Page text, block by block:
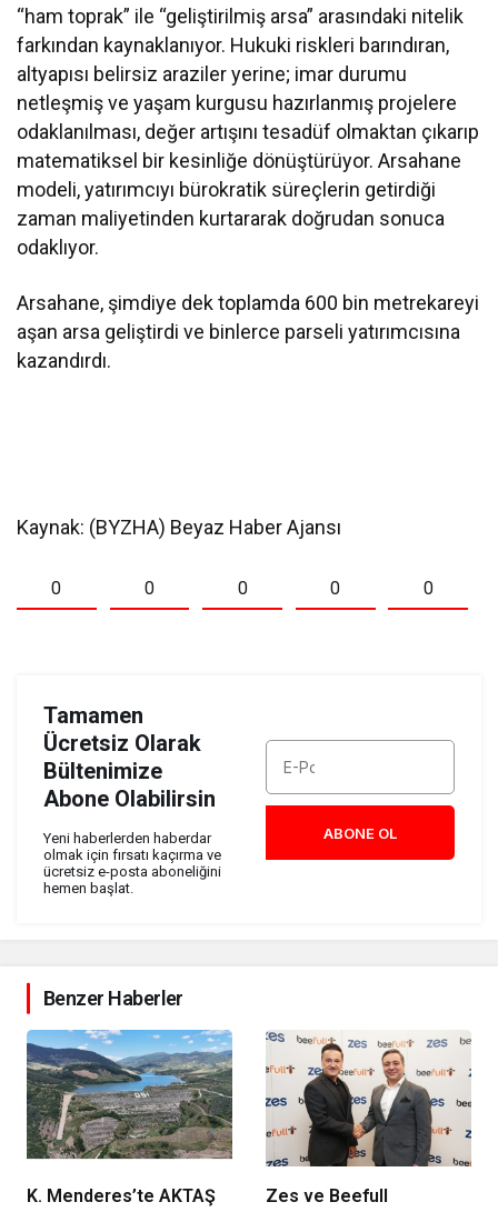
“ham toprak” ile “geliştirilmiş arsa” arasındaki nitelik
farkından kaynaklanıyor. Hukuki riskleri barındıran,
altyapısı belirsiz araziler yerine; imar durumu
netleşmiş ve yaşam kurgusu hazırlanmış projelere
odaklanılması, değer artışını tesadüf olmaktan çıkarıp
matematiksel bir kesinliğe dönüştürüyor. Arsahane
modeli, yatırımcıyı bürokratik süreçlerin getirdiği
zaman maliyetinden kurtararak doğrudan sonuca
odaklıyor.
Arsahane, şimdiye dek toplamda 600 bin metrekareyi
aşan arsa geliştirdi ve binlerce parseli yatırımcısına
kazandırdı.
Kaynak: (BYZHA) Beyaz Haber Ajansı
0 0 0 0 0
Tamamen
Ücretsiz Olarak
Bültenimize
Abone Olabilirsin
Yeni haberlerden haberdar
olmak için fırsatı kaçırma ve
ücretsiz e-posta aboneliğini
hemen başlat.
ABONE OL
Benzer Haberler
K. Menderes’te AKTAŞ Zes ve Beefull